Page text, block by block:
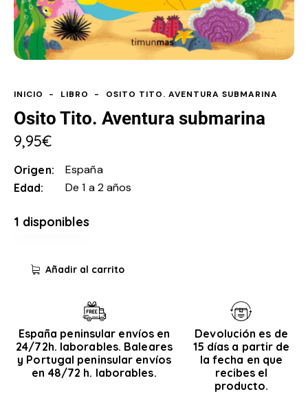
INICIO LIBRO OSITO TITO. AVENTURA SUBMARINA
Osito Tito. Aventura submarina
9,95€
Origen España
Edad De 1 a 2 años
1 disponibles
Añadir al carrito
España peninsular envíos en
24/72h. laborables. Baleares
y Portugal peninsular envíos
en 48/72 h. laborables.
Devolución es de
15 días a partir de
la fecha en que
recibes el
producto.